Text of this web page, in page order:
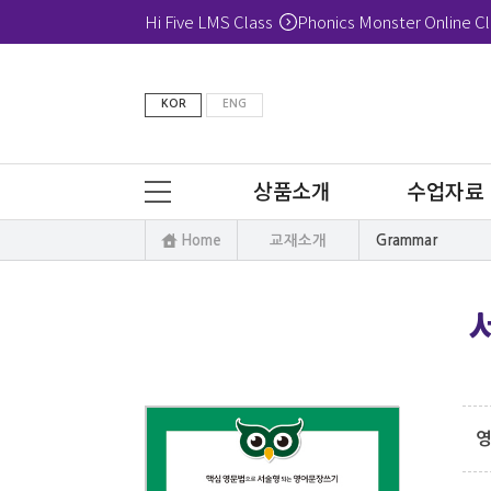
Hi Five LMS Class Phonics Monster Online
KOR ENG
상품소개 수업자료
Home 교재소개 Grammar